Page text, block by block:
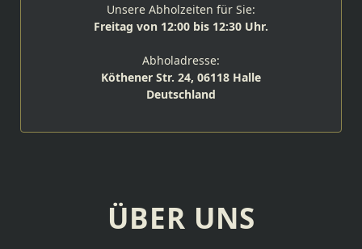
Unsere Abholzeiten für Sie:
Freitag von 12:00 bis 12:30 Uhr.
Abholadresse:
Köthener Str. 24, 06118 Halle
Deutschland
ÜBER UNS